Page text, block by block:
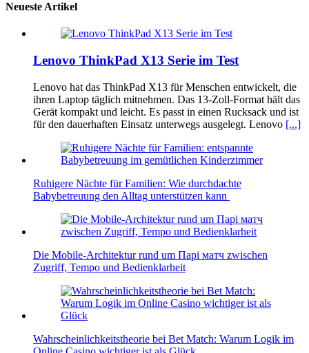
Neueste Artikel
Lenovo ThinkPad X13 Serie im Test
Lenovo hat das ThinkPad X13 für Menschen entwickelt, die
ihren Laptop täglich mitnehmen. Das 13-Zoll-Format hält das
Gerät kompakt und leicht. Es passt in einen Rucksack und ist
für den dauerhaften Einsatz unterwegs ausgelegt. Lenovo [...]
Ruhigere Nächte für Familien: Wie durchdachte
Babybetreuung den Alltag unterstützen kann
Die Mobile-Architektur rund um Парі матч zwischen
Zugriff, Tempo und Bedienklarheit
Wahrscheinlichkeitstheorie bei Bet Match: Warum Logik im